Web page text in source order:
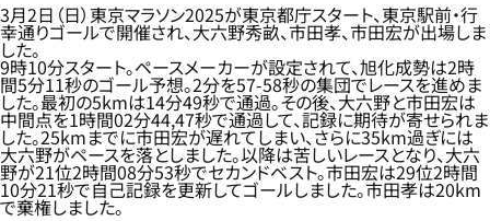
3月2日（日）東京マラソン2025が東京都庁スタート、東京駅前・行
幸通りゴールで開催され、大六野秀畝、市田孝、市田宏が出場しま
した。
9時10分スタート。ペースメーカーが設定されて、旭化成勢は2時
間5分11秒のゴール予想。2分を57-58秒の集団でレースを進めま
した。最初の5kmは14分49秒で通過。その後、大六野と市田宏は
中間点を1時間02分44,47秒で通過して、記録に期待が寄せられま
した。25kmまでに市田宏が遅れてしまい、さらに35km過ぎには
大六野がペースを落としました。以降は苦しいレースとなり、大六
野が21位2時間08分53秒でセカンドベスト。市田宏は29位2時間
10分21秒で自己記録を更新してゴールしました。市田孝は20km
で棄権しました。